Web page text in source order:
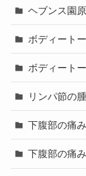
ヘブンス園
ボディート
ボディート
リンパ節の
下腹部の痛み
下腹部の痛み